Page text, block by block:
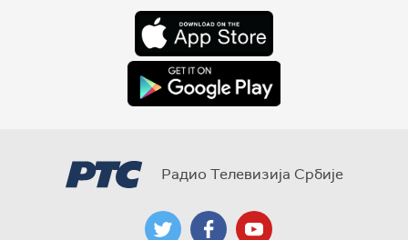
Радио Телевизија Србије